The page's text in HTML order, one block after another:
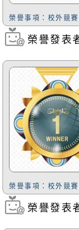
榮譽事項：校外競
瀏覽次數：331
榮譽發表
榮譽事項：校外競
瀏覽次數：331
榮譽發表